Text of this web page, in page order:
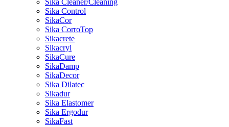
Sika Cleaner/Cleaning
Sika Control
SikaCor
Sika CorroTop
Sikacrete
Sikacryl
SikaCure
SikaDamp
SikaDecor
Sika Dilatec
Sikadur
Sika Elastomer
Sika Ergodur
SikaFast